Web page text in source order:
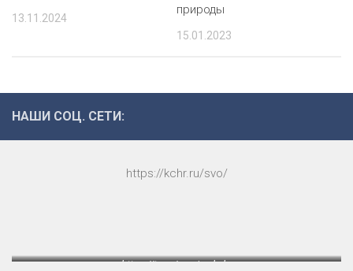
13.11.2024
природы
15.01.2023
НАШИ СОЦ. СЕТИ:
https://kchr.ru/svo/
https://t.me/samira_kchr